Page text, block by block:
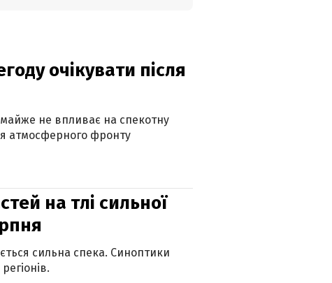
очікувати після
майже не впливає на спекотну
атмосферного фронту
на тлі сильної
сильна спека. Синоптики